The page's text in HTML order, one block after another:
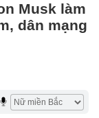
Musk làm
dân mạng